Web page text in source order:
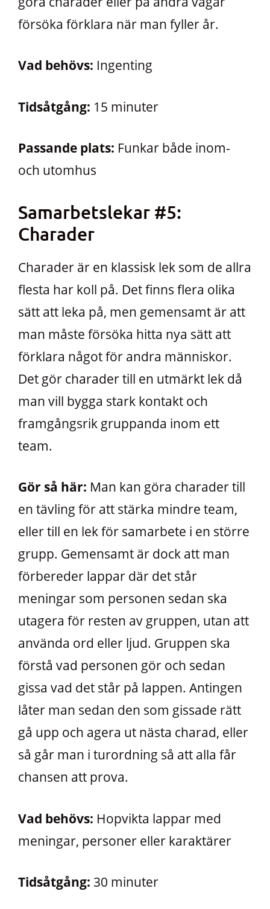
försöka förklara när man fyller år.
Vad behövs: Ingenting
Tidsåtgång: 15 minuter
Passande plats: Funkar både inom-
och utomhus
Samarbetslekar #5:
Charader
Charader är en klassisk lek som de allra
flesta har koll på. Det finns flera olika
sätt att leka på, men gemensamt är att
man måste försöka hitta nya sätt att
förklara något för andra människor.
Det gör charader till en utmärkt lek då
man vill bygga stark kontakt och
framgångsrik gruppanda inom ett
team.
Gör så här: Man kan göra charader till
en tävling för att stärka mindre team,
eller till en lek för samarbete i en större
grupp. Gemensamt är dock att man
förbereder lappar där det står
meningar som personen sedan ska
utagera för resten av gruppen, utan att
använda ord eller ljud. Gruppen ska
förstå vad personen gör och sedan
gissa vad det står på lappen. Antingen
låter man sedan den som gissade rätt
gå upp och agera ut nästa charad, eller
så går man i turordning så att alla får
chansen att prova.
Vad behövs: Hopvikta lappar med
meningar, personer eller karaktärer
Tidsåtgång: 30 minuter